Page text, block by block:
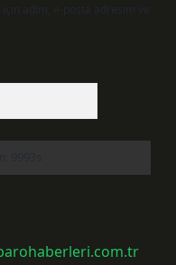
için adım, e-posta adresim ve